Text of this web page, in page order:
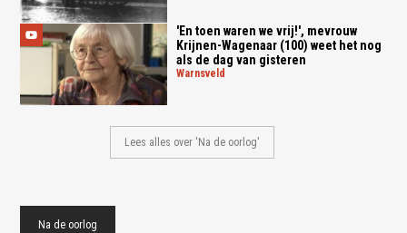
'En toen waren we vrij!', mevrouw
Krijnen-Wagenaar (100) weet het nog
als de dag van gisteren
warnsveld
Lees alles over 'Na de oorlog'
Na de oorlog